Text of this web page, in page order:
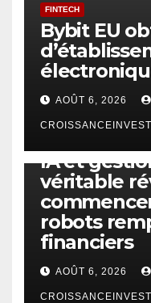
FINTECH
Bybit EU
AOÛT 6, 2026
IA et
véritable
robots
financiers
AOÛT 6, 2026